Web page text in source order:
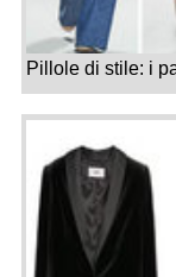
Pillole di stile: i